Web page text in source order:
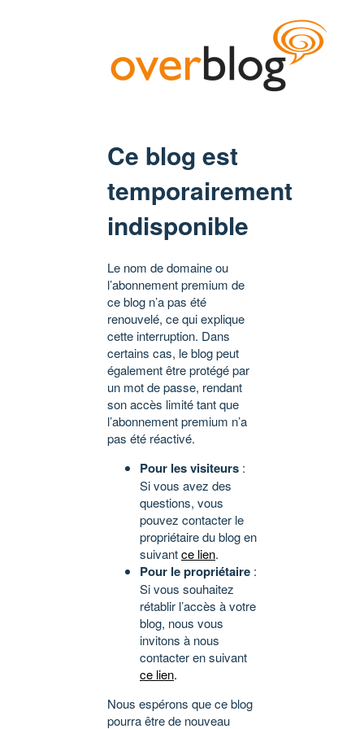
Ce blog est
temporairement
indisponible
Le nom de domaine ou
l’abonnement premium de
ce blog n’a pas été
renouvelé, ce qui explique
cette interruption. Dans
certains cas, le blog peut
également être protégé par
un mot de passe, rendant
son accès limité tant que
l’abonnement premium n’a
pas été réactivé.
Pour les visiteurs :
Si vous avez des
questions, vous
pouvez contacter le
propriétaire du blog en
suivantce lien.
Pour le propriétaire :
Si vous souhaitez
rétablir l’accès à votre
blog, nous vous
invitons à nous
contacter en suivant
ce lien.
Nous espérons que ce blog
pourra être de nouveau